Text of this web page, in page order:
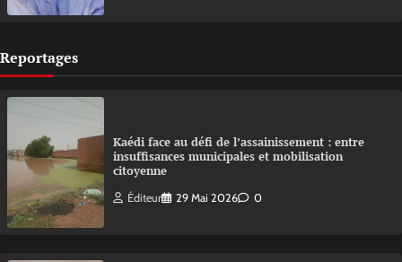
Reportages
Kaédi face au défi de l’assainissement : entre
insuffisances municipales et mobilisation
citoyenne
Éditeur 29 Mai 2026 0